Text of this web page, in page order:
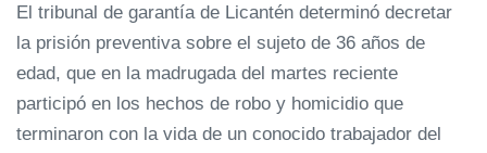
El tribunal de garantía de Licantén determinó decretar
la prisión preventiva sobre el sujeto de 36 años de
edad, que en la madrugada del martes reciente
participó en los hechos de robo y homicidio que
terminaron con la vida de un conocido trabajador del